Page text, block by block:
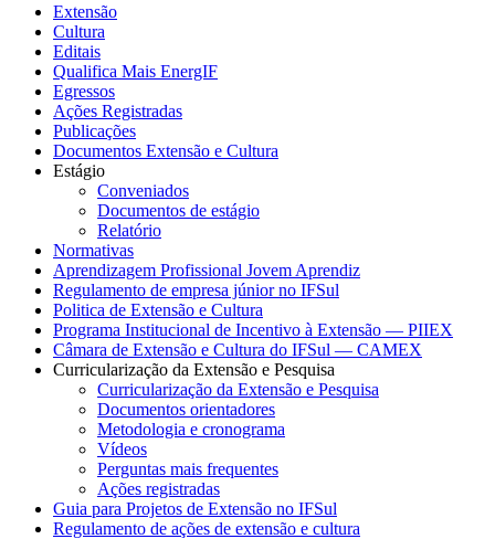
Extensão
Cultura
Editais
Qualifica Mais EnergIF
Egressos
Ações Registradas
Publicações
Documentos Extensão e Cultura
Estágio
Conveniados
Documentos de estágio
Relatório
Normativas
Aprendizagem Profissional Jovem Aprendiz
Regulamento de empresa júnior no IFSul
Politica de Extensão e Cultura
Programa Institucional de Incentivo à Extensão — PIIEX
Câmara de Extensão e Cultura do IFSul — CAMEX
Curricularização da Extensão e Pesquisa
Curricularização da Extensão e Pesquisa
Documentos orientadores
Metodologia e cronograma
Vídeos
Perguntas mais frequentes
Ações registradas
Guia para Projetos de Extensão no IFSul
Regulamento de ações de extensão e cultura